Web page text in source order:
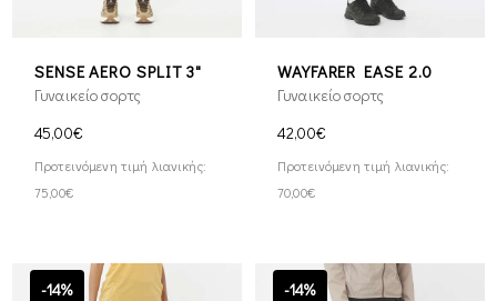
SENSE AERO SPLIT 3"
Γυναικείο σορτς
45,00€
Προτεινόμενη τιμή λιανικής:
75,00€
WAYFARER EASE 2.0
Γυναικείο σορτς
42,00€
Προτεινόμενη τιμή λιανικής:
70,00€
-14% -14%